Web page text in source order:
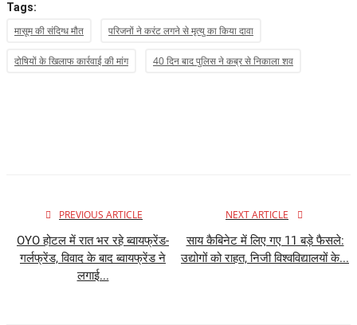
Tags:
मासूम की संदिग्ध मौत परिजनों ने करंट लगने से मृत्यु का किया दावा
दोषियों के खिलाफ कार्रवाई की मांग 40 दिन बाद पुलिस ने कब्र से निकाला शव
PREVIOUS ARTICLE
OYO होटल में रात भर रहे ब्वायफ्रेंड-
गर्लफ्रेंड, विवाद के बाद ब्वायफ्रेंड ने
लगाई...
NEXT ARTICLE
साय कैबिनेट में लिए गए 11 बड़े फैसले:
उद्योगों को राहत, निजी विश्वविद्यालयों के...